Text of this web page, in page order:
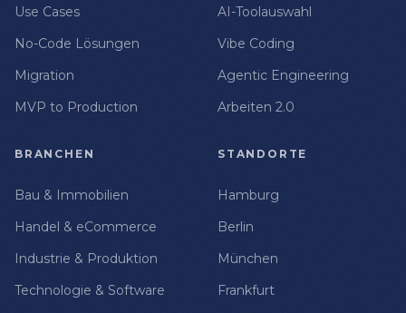
Use Cases
No-Code Lösungen
Migration
MVP to Production
AI-Toolauswahl
Vibe Coding
Agentic Engineering
Arbeiten 2.0
BRANCHEN
Bau & Immobilien
Handel & eCommerce
Industrie & Produktion
Technologie & Software
STANDORTE
Hamburg
Berlin
München
Frankfurt